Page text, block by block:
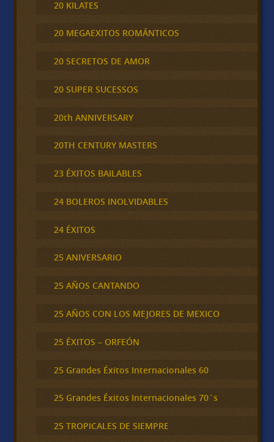
20 KILATES
20 MEGAEXITOS ROMÁNTICOS
20 SECRETOS DE AMOR
20 SUPER SUCESSOS
20th ANNIVERSARY
20TH CENTURY MASTERS
23 ÉXITOS BAILABLES
24 BOLEROS INOLVIDABLES
24 ÉXITOS
25 ANIVERSARIO
25 AÑOS CANTANDO
25 AÑOS CON LOS MEJORES DE MEXICO
25 ÉXITOS – ORFEÓN
25 Grandes Éxitos Internacionales 60
25 Grandes Éxitos Internacionales 70´s
25 TROPICALES DE SIEMPRE